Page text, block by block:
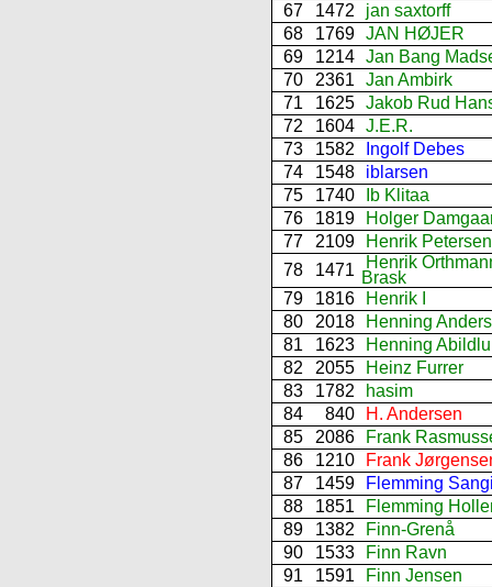
67
1472
jan saxtorff
68
1769 JAN HØJER
69
1214 Jan Bang
70
2361
Jan Ambirk
71
1625 Jakob Rud
72
1604 J.E.R.
73
1582
Ingolf Debes
74
1548
iblarsen
75
1740
Ib Klitaa
76
1819
Holger
77
2109
Henrik Petersen
78
1471
Henrik
Brask
79
1816
Henrik I
80
2018
Henning
81
1623
Henning
82
2055
Heinz Furrer
83
1782
hasim
84
840
H. Andersen
85
2086
Frank
86
1210
Frank
87
1459
Flemming
88
1851
Flemming
89
1382
Finn-Grenå
90
1533
Finn Ravn
91
1591
Finn Jensen